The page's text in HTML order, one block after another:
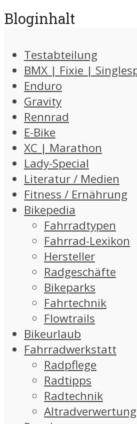
Bloginhalt
Testabteilung
BMX | Fixie |
Enduro
Gravity
Rennrad
E-Bike
XC | Marathon
Lady-Special
Literatur / Medien
Fitness / Ernährung
Bikepedia
Fahrradtypen
Fahrrad-Lexikon
Hersteller
Radgeschäfte
Bikeparks
Fahrtechnik
Flowtrails
Bikeurlaub
Fahrradwerkstatt
Radpflege
Radtipps
Radtechnik
Altradverwertung